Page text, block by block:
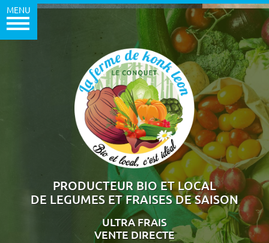
MENU
PRODUCTEUR BIO ET LOCAL
DE LEGUMES ET FRAISES DE SAISON
ULTRA FRAIS
VENTE DIRECTE